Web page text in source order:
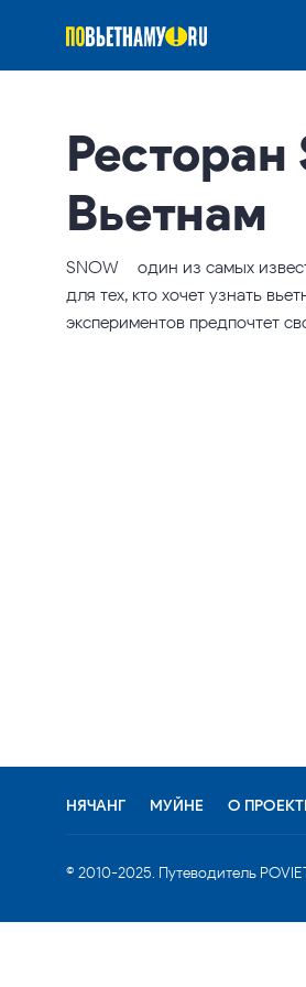
Вьетнам
SNOW – один из самых
для тех, кто хочет узнать
экспериментов предпочтет
НЯЧАНГ МУЙНЕ О
© 2010-2025. Путеводитель